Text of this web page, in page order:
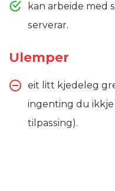
kan arbeide med
serverar.
Ulemper
eit litt kjedeleg
ingenting du
tilpassing).